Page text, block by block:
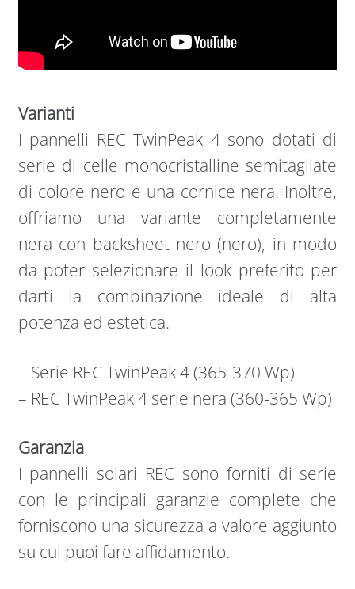
Varianti
I pannelli REC TwinPeak 4 sono dotati di
serie di celle monocristalline semitagliate
di colore nero e una cornice nera. Inoltre,
offriamo una variante completamente
nera con backsheet nero (nero), in modo
da poter selezionare il look preferito per
darti la combinazione ideale di alta
potenza ed estetica.
– Serie REC TwinPeak 4 (365-370 Wp)
– REC TwinPeak 4 serie nera (360-365 Wp)
Garanzia
I pannelli solari REC sono forniti di serie
con le principali garanzie complete che
forniscono una sicurezza a valore aggiunto
su cui puoi fare affidamento.